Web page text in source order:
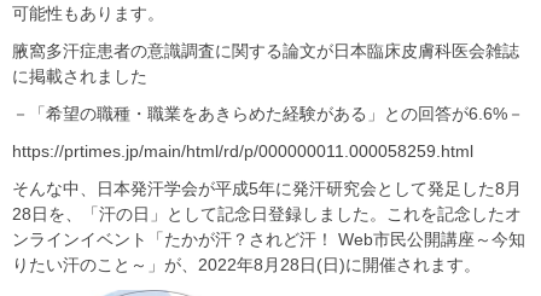
可能性もあります。
腋窩多汗症患者の意識調査に関する論文が日本臨床皮膚科医会雑誌
に掲載されました
－「希望の職種・職業をあきらめた経験がある」との回答が6.6%－
https://prtimes.jp/main/html/rd/p/000000011.000058259.html
そんな中、日本発汗学会が平成5年に発汗研究会として発足した8月
28日を、「汗の日」として記念日登録しました。これを記念したオ
ンラインイベント「たかが汗？されど汗！ Web市民公開講座～今知
りたい汗のこと～」が、2022年8月28日(日)に開催されます。